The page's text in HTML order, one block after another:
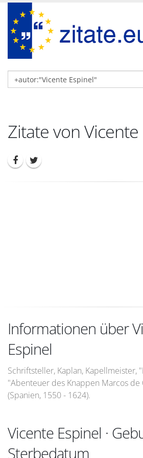
Zitate von Vicente
Informationen über
Espinel
Schriftsteller, Kaplan, Kapellmeister,
"Abenteuer des Knappen Marcos
(Spanien, 1550 - 1624).
Vicente Espinel ·
Sterbedatum